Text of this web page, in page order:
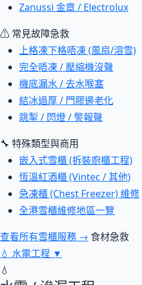
Zanussi 金章 / Electrolux
⚠ 常見故障急救
上格凍下格唔凍 (風扇/溶雪)
完全唔凍 / 壓縮機沒聲
機底漏水 / 去水喉塞
結冰過厚 / 門膠邊老化
跳掣 / 閃燈 / 警報聲
🔧 特殊類型與商用
嵌入式雪櫃 (拆裝廚櫃工程)
恆溫紅酒櫃 (Vintec / 其他)
急凍櫃 (Chest Freezer) 維修
全港雪櫃維修地區一覽
查看所有雪櫃服務 → 食材急救
💧 水電工程 ▼
💧